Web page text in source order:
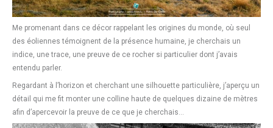
Me promenant dans ce décor rappelant les origines du monde, où seul
des éoliennes témoignent de la présence humaine, je cherchais un
indice, une trace, une preuve de ce rocher si particulier dont j’avais
entendu parler.
Regardant à l’horizon et cherchant une silhouette particulière, j’aperçu un
détail qui me fit monter une colline haute de quelques dizaine de mètres
afin d’apercevoir la preuve de ce que je cherchais…